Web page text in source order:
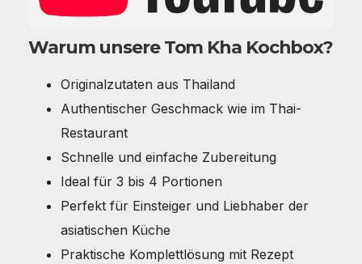
Warum unsere Tom Kha Kochbox?
Originalzutaten aus Thailand
Authentischer Geschmack wie im Thai-
Restaurant
Schnelle und einfache Zubereitung
Ideal für 3 bis 4 Portionen
Perfekt für Einsteiger und Liebhaber der
asiatischen Küche
Praktische Komplettlösung mit Rezept